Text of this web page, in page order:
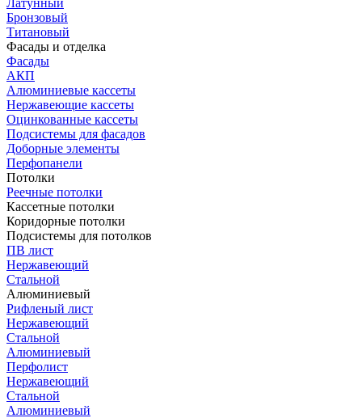
Латунный
Бронзовый
Титановый
Фасады и отделка
Фасады
АКП
Алюминиевые кассеты
Нержавеющие кассеты
Оцинкованные кассеты
Подсистемы для фасадов
Доборные элементы
Перфопанели
Потолки
Реечные потолки
Кассетные потолки
Коридорные потолки
Подсистемы для потолков
ПВ лист
Нержавеющий
Стальной
Алюминиевый
Рифленый лист
Нержавеющий
Стальной
Алюминиевый
Перфолист
Нержавеющий
Стальной
Алюминиевый